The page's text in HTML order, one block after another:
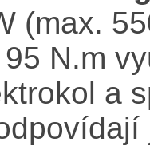
(max.
N.m
a